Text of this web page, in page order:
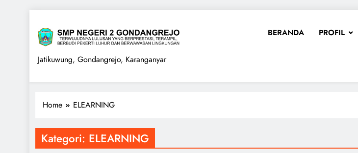
content
SMPN 2 GONDANGREJO
Jatikuwung, Gondangrejo, Karanganyar
BERANDA PROFIL
Home ELEARNING
Kategori: ELEARNING